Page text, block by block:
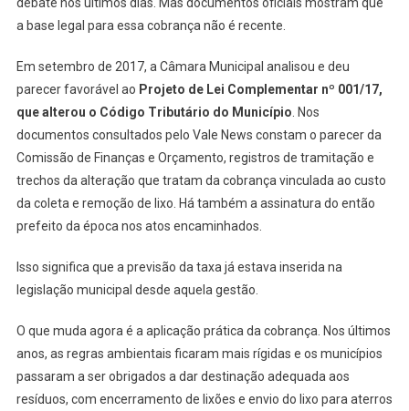
Lixo
Em
Já
Tinha
Previsão
Legal
Desde
a base legal para essa cobrança não é recente.
Em setembro de 2017, a Câmara Municipal analisou e deu
parecer favorável ao Projeto de Lei Complementar nº 001/17,
que alterou o Código Tributário do Município . Nos
documentos consultados pelo Vale News constam o parecer da
Comissão de Finanças e Orçamento, registros de tramitação e
trechos da alteração que tratam da cobrança vinculada ao custo
da coleta e remoção de lixo. Há também a assinatura do então
prefeito da época nos atos encaminhados.
Isso significa que a previsão da taxa já estava inserida na
legislação municipal desde aquela gestão.
O que muda agora é a aplicação prática da cobrança. Nos últimos
anos, as regras ambientais ficaram mais rígidas e os municípios
passaram a ser obrigados a dar destinação adequada aos
resíduos, com encerramento de lixões e envio do lixo para aterros